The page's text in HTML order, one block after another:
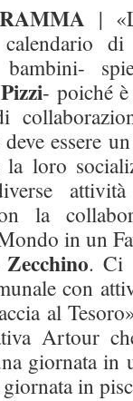
|
- poiché
essere
loro
la
in un
. Ci
con
al
Artour
giornata in
in